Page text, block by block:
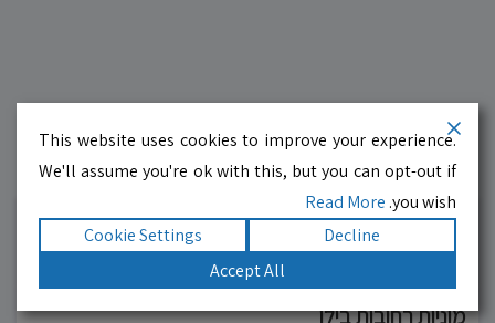
עסקים מומלצים!רוצים גם? לחצו כאן
10.0 לדף העסק
מוניות רחובות בילו
This website uses cookies to improve your experience.
We'll assume you're ok with this, but you can opt-out if
you wish.
Read More
Decline
Cookie Settings
Accept All